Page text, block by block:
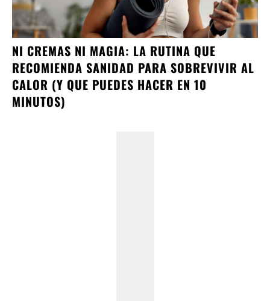
NI CREMAS NI MAGIA: LA RUTINA QUE
RECOMIENDA SANIDAD PARA SOBREVIVIR AL
CALOR (Y QUE PUEDES HACER EN 10
MINUTOS)